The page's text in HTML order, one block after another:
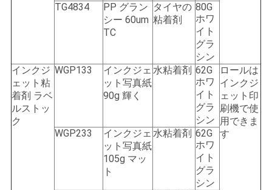
TG4834
PP グラン
シー 60um
TC
タイヤの
粘着剤
80G
ホワ
イト
グラ
シン
インクジ
ェット粘
着剤 ラベ
ルストッ
ク
WGP133
インクジェ
ット写真紙
90g 輝く
水粘着剤 62G
ホワ
イト
グラ
シン
ロールは
インクジ
ェット印
刷機で使
用できま
す
WGP233
インクジェ
ット写真紙
105g マッ
ト
水粘着剤 62G
ホワ
イト
グラ
シン